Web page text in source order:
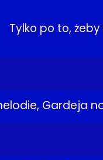
Tylko po to,
Gardeja